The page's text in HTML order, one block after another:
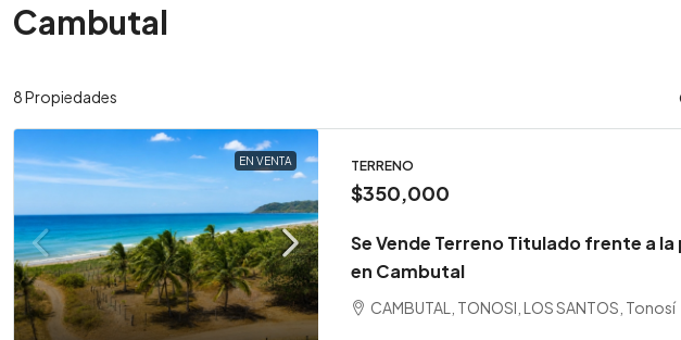
Cambutal
8 Propiedades
EN VENTA TERRENO
$350,000
Se Vende Terreno Titulado frente a la
en Cambutal
CAMBUTAL, TONOSI, LOS SANTOS, Tonosí